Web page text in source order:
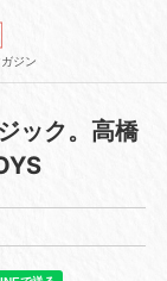
ジン
ック。高橋